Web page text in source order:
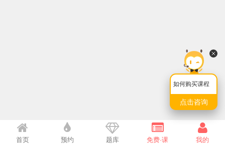
如何购买课程
点击咨询
首页 预约 题库 免费·课 我的